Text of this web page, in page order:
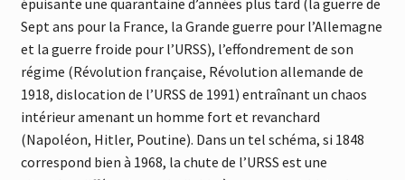
Sept ans pour la France, la Grande guerre pour l’Allemagne
et la guerre froide pour l’URSS), l’effondrement de son
régime (Révolution française, Révolution allemande de
1918, dislocation de l’URSS de 1991) entraînant un chaos
intérieur amenant un homme fort et revanchard
(Napoléon, Hitler, Poutine). Dans un tel schéma, si 1848
correspond bien à 1968, la chute de l’URSS est une